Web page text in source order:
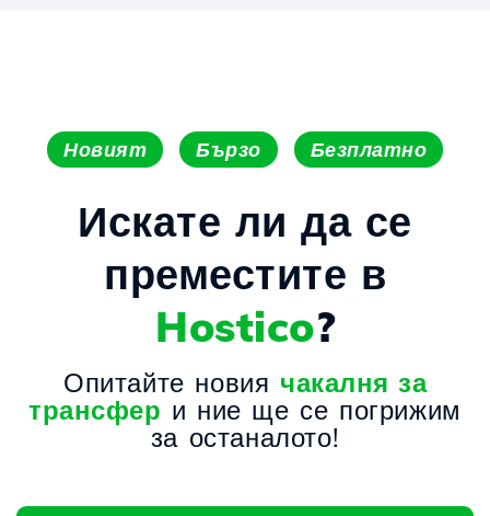
Новият Бързо Безплатно
Искате ли да се
преместите в
Hostico?
Опитайте новия чакалня за
трансфер и ние ще се погрижим
за останалото!